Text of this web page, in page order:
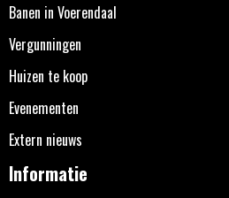
Banen in Voerendaal
Vergunningen
Huizen te koop
Evenementen
Extern nieuws
Informatie